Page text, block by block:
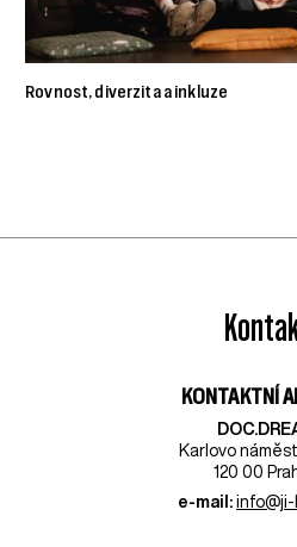
Rovnost, diverzita a inkluze
KONTAKTNÍ
Karlovo
120 00
e-mail: